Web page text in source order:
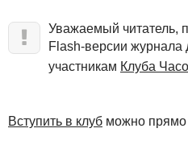
Уважаемый читатель,
Flash-версии журнала
участникам Клуба
Вступить в клуб можно прямо